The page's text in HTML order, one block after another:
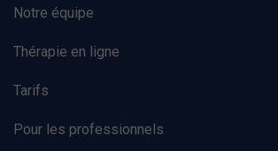
Notre équipe
Thérapie en ligne
Tarifs
Pour les professionnels